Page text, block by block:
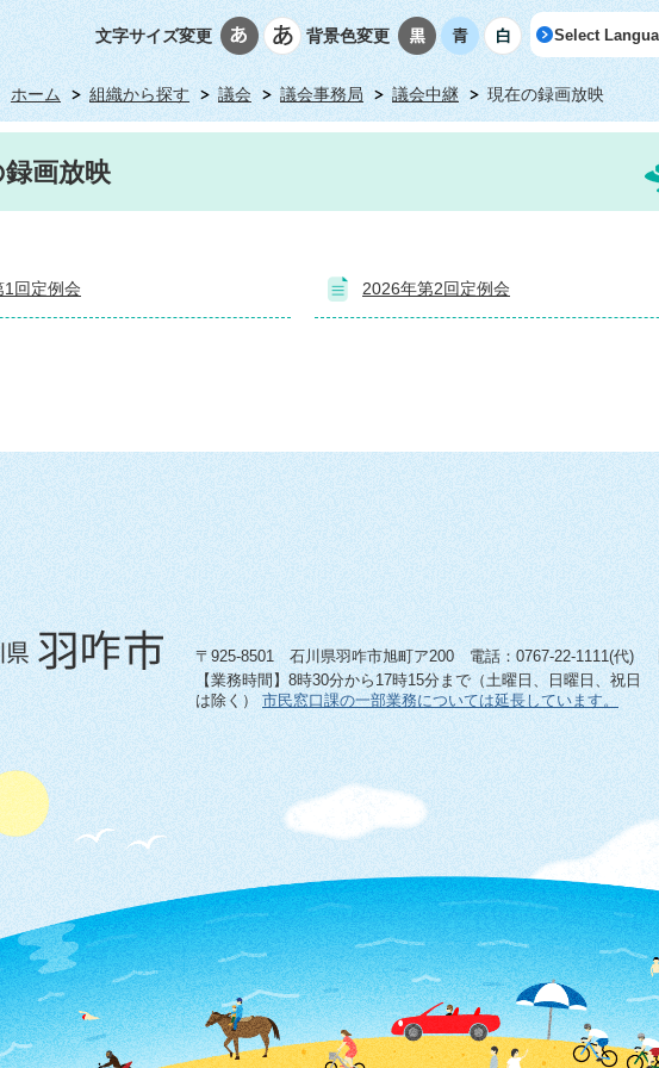
文字サイズ変更 背景色変更 Select
ホーム 組織から探す 議会 議会事務局 議会中継 現在の録画放映
画放映
回定例会 2026年第2回定例会
〒925-8501 石川県羽咋市旭町ア200 電話：0767-22-1111(代)
【業務時間】8時30分から17時15分まで（土曜日、日曜日、祝日
は除く） 市民窓口課の一部業務については延長しています。